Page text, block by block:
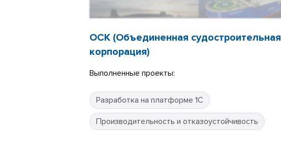
ОСК (Объединенная судостроительная
корпорация)
Выполненные проекты:
Разработка на платформе 1С
Производительность и отказоустойчивость